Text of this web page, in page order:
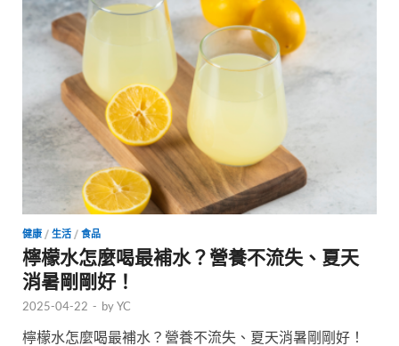
健康 / 生活 / 食品
檸檬水怎麼喝最補水？營養不流失、夏天
消暑剛剛好！
2025-04-22 - byYC
檸檬水怎麼喝最補水？營養不流失、夏天消暑剛剛好！